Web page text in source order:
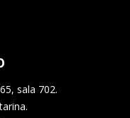
sala 702.